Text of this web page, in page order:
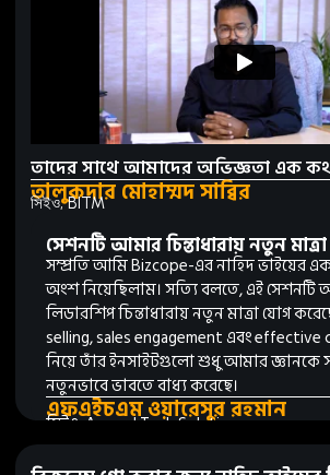
তাদের সাথে আমাদের অভিজ্ঞতা এক
তালুকদার মোহাম্মদ সাব্বির
সিইও, BITM
সেশনটি আমার চিন্তাধারায় নতুন
সম্প্রতি আমি Bizcope-এর নাহিদ ভাইয়ের
অংশ নিয়েছিলাম। সত্যি বলতে, এই সেশনটি
লিডারশিপ চিন্তাধারায় নতুন মাত্রা যোগ
selling, sales engagement এবং effective
নিয়ে তাঁর ইনসাইটগুলো শুধু আমার জ্ঞানকে
নতুনভাবে ভাবতে বাধ্য করেছে।
এফএইচএম ওয়ারেসুর রহমান
সিইও, Accord Tech Solutions